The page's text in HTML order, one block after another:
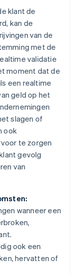
klant de
kan de
van de
met de
validatie
moment dat de
een realtime
geld op het
slagen of
ook
te zorgen
gevolg
van
wanneer een
ook een
hervatten of